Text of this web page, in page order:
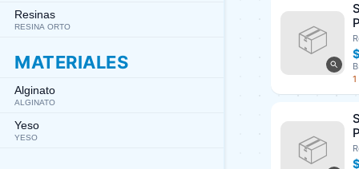
Resinas
RESINA ORTO
MATERIALES
Alginato
ALGINATO
Yeso
YESO